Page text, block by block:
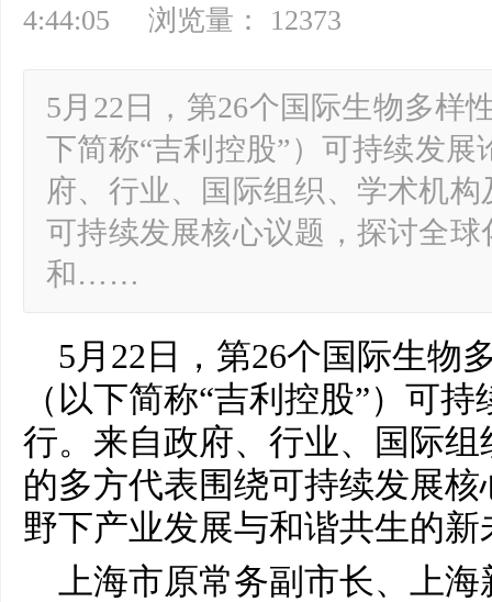
4:44:05 浏览量： 12373
5月22日，第26个国际生物多样
下简称“吉利控股”）可持续发
府、行业、国际组织、学术机
可持续发展核心议题，探讨全
和……
5月22日，第26个国际生物
（以下简称“吉利控股”）可
行。来自政府、行业、国际
的多方代表围绕可持续发展
野下产业发展与和谐共生的新
上海市原常务副市长、上